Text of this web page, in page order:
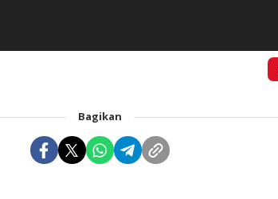
Bagikan